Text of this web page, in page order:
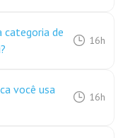
categoria de
16h
você usa
16h